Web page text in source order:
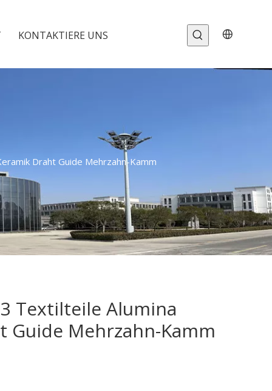
KONTAKTIERE UNS
Draht Guide Mehrzahn-Kamm
Textilteile Alumina
Guide Mehrzahn-Kamm